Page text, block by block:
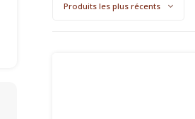
Produits les plus récents